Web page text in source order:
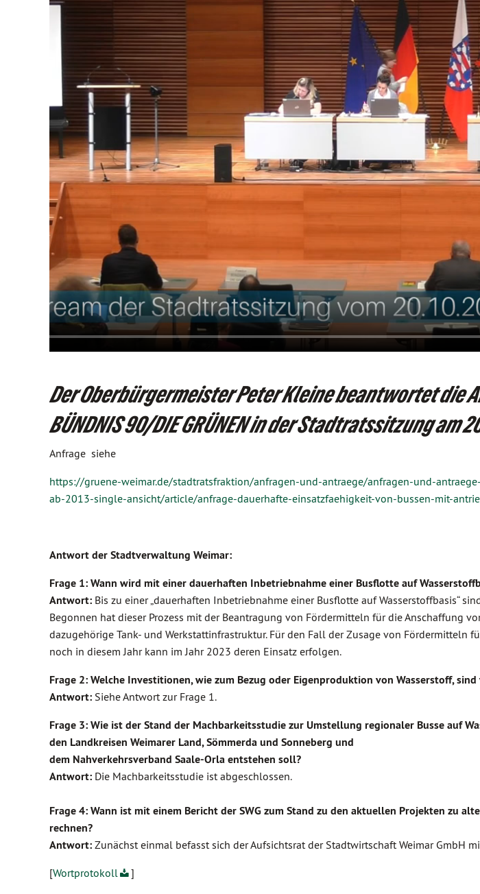
Der Oberbürgermeister Peter Kleine beantwortet die
BÜNDNIS 90/DIE GRÜNEN in der Stadtratssitzung am
Anfrage siehe
https://gruene-weimar.de/stadtratsfraktion/anfragen-und-antraege/anfragen-und-
ab-2013-single-ansicht/article/anfrage-dauerhafte-einsatzfaehigkeit-von-bussen-mit-
Antwort der Stadtverwaltung Weimar:
Frage 1: Wann wird mit einer dauerhaften Inbetriebnahme einer Busflotte auf
Antwort: Bis zu einer „dauerhaften Inbetriebnahme einer Busflotte auf Wasserstoffbasis“
Begonnen hat dieser Prozess mit der Beantragung von Fördermitteln für die Anschaffung
dazugehörige Tank- und Werkstattinfrastruktur. Für den Fall der Zusage von Fördermitteln
noch in diesem Jahr kann im Jahr 2023 deren Einsatz erfolgen.
Frage 2: Welche Investitionen, wie zum Bezug oder Eigenproduktion von Wasserstoff,
Antwort: Siehe Antwort zur Frage 1.
Frage 3: Wie ist der Stand der Machbarkeitsstudie zur Umstellung regionaler Busse auf
den Landkreisen Weimarer Land, Sömmerda und Sonneberg und
dem Nahverkehrsverband Saale-Orla entstehen soll?
Antwort: Die Machbarkeitsstudie ist abgeschlossen.
Frage 4: Wann ist mit einem Bericht der SWG zum Stand zu den aktuellen Projekten zu
rechnen?
Antwort: Zunächst einmal befasst sich der Aufsichtsrat der Stadtwirtschaft Weimar GmbH
[Wortprotokoll ]